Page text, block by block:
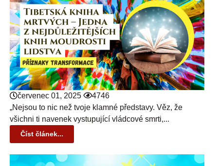
červenec 01, 2025
4746
„Nejsou to nic než tvoje klamné představy. Věz, že
všichni ti navenek vystupující vládcové smrti,...
Číst článek...